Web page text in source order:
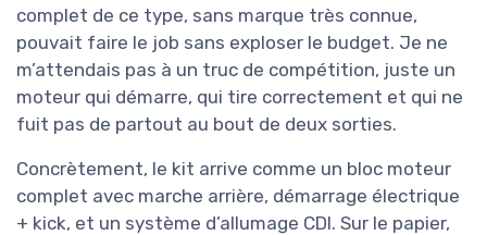
complet de ce type, sans marque très connue,
pouvait faire le job sans exploser le budget. Je ne
m’attendais pas à un truc de compétition, juste un
moteur qui démarre, qui tire correctement et qui ne
fuit pas de partout au bout de deux sorties.
Concrètement, le kit arrive comme un bloc moteur
complet avec marche arrière, démarrage électrique
+ kick, et un système d’allumage CDI. Sur le papier,